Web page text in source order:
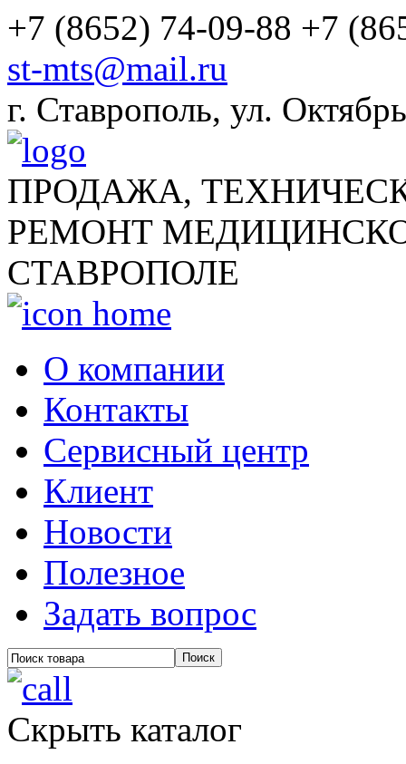
+7 (8652) 74-09-88 +7
st-mts@mail.ru
г. Ставрополь, ул.
ПРОДАЖА,
РЕМОНТ
СТАВРОПОЛЕ
О компании
Контакты
Сервисный центр
Клиент
Новости
Полезное
Задать вопрос
Скрыть каталог